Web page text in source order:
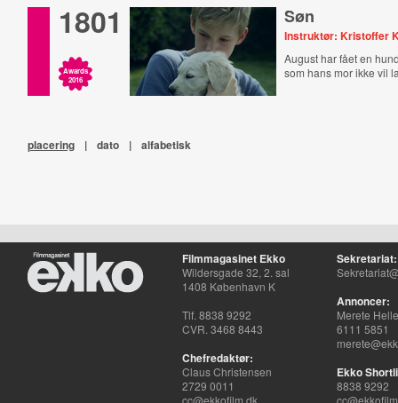
1801
Awards
2016
Søn
Instruktør: Kristoffer
August har fået en
som hans mor ikke vil
placering | dato | alfabetisk
Filmmagasinet Ekko
Wildersgade 32, 2. sal
1408 København K
Tlf. 8838 9292
CVR. 3468 8443
Chefredaktør:
Claus Christensen
2729 0011
cc@ekkofilm.dk
Sekretariat:
Annoncer:
Merete
6111 5851
Ekko
8838 9292